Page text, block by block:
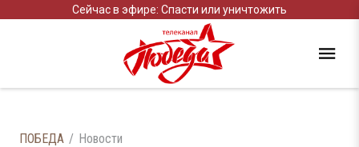
Сейчас в эфире: Спасти или уничтожить
ПОБЕДА Новости